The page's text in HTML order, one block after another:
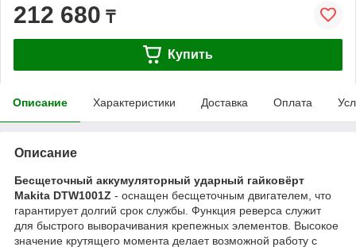
212 680 ₸
Купить
Описание Характеристики Доставка Оплата
Описание
Бесщеточный аккумуляторный ударный гайковёрт
Makita DTW1001Z - оснащен бесщеточным двигателем, что
гарантирует долгий срок службы. Функция реверса служит
для быстрого выворачивания крепежных элементов. Высокое
значение крутящего момента делает возможной работу с